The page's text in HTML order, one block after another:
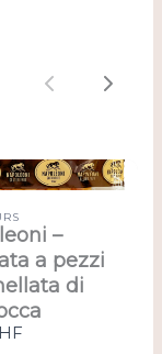
Previous
Next
–
a pezzi
di